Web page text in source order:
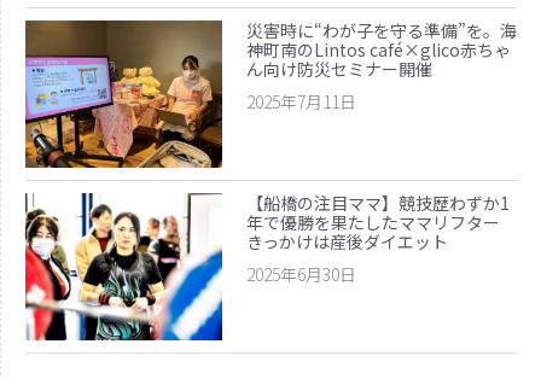
災害時に“わが子を守る準備”を。海
神町南のLintos café×glico赤ちゃ
ん向け防災セミナー開催
2025年7月11日
【船橋の注目ママ】競技歴わずか1
年で優勝を果たしたママリフター
きっかけは産後ダイエット
2025年6月30日